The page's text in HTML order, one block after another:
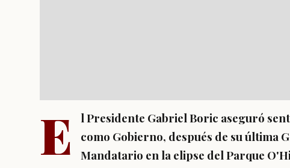
E
l Presidente Gabriel Boric aseguró
como Gobierno, después de su última
Mandatario en la elipse del Parque